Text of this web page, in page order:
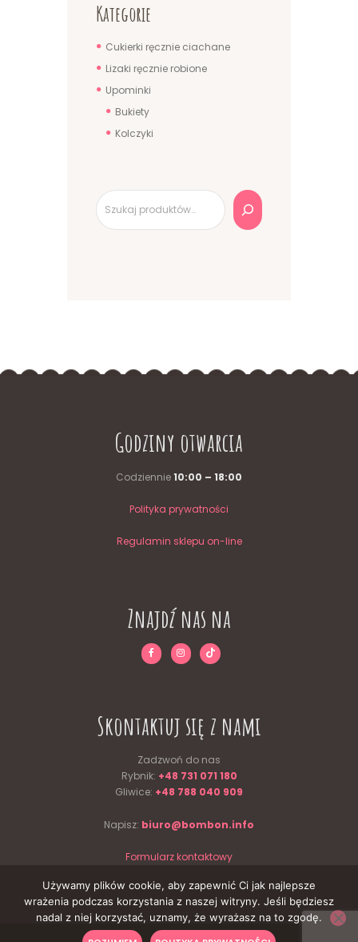
Kategorie
Cukierki ręcznie ciachane
Lizaki ręcznie robione
Upominki
Bukiety
Kolczyki
Szukaj
Godziny otwarcia
Codziennie10:00 – 18:00
Polityka prywatności
Regulamin sklepu on-line
Znajdź nas na
Skontaktuj się z nami
Zadzwoń do nas
Rybnik: +48 731 071 180
Gliwice: +48 788 040 909
Napisz: biuro@bombon.info
Formularz kontaktowy
Używamy plików cookie, aby zapewnić Ci jak najlepsze
wrażenia podczas korzystania z naszej witryny. Jeśli będziesz
nadal z niej korzystać, uznamy, że wyrażasz na to zgodę.